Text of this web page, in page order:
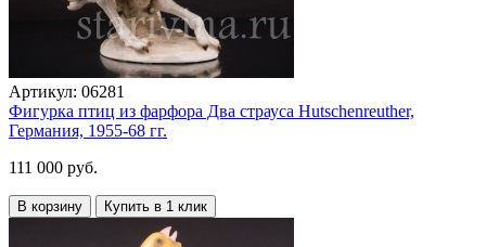
Артикул: 06281
Фигурка птиц из фарфора Два страуса Hutschenreuther,
Германия, 1955-68 гг.
111 000 руб.
В корзину Купить в 1 клик